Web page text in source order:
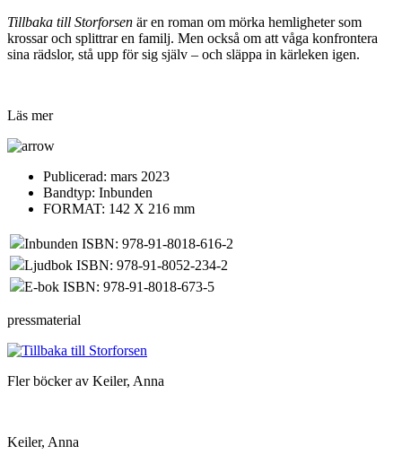
Tillbaka till Storforsen är en roman om mörka hemligheter som
krossar och splittrar en familj. Men också om att våga konfrontera
sina rädslor, stå upp för sig själv – och släppa in kärleken igen.
Läs mer
Publicerad: mars 2023
Bandtyp: Inbunden
FORMAT: 142 X 216 mm
Inbunden ISBN: 978-91-8018-616-2
Ljudbok ISBN: 978-91-8052-234-2
E-bok ISBN: 978-91-8018-673-5
pressmaterial
Fler böcker av Keiler, Anna
Keiler, Anna